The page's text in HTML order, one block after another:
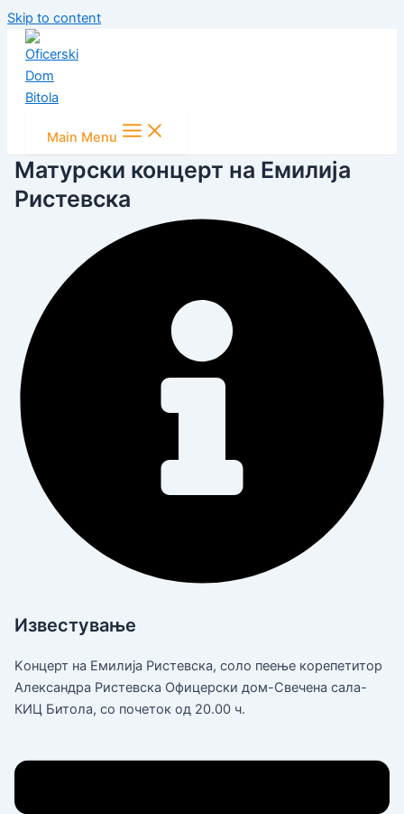
Skip to content
Main Menu
Матурски концерт на Емилија
Ристевска
Известување
Kонцерт на Емилија Ристевска, соло пеење корепетитор
Александра Ристевска Офицерски дом-Свечена сала-
КИЦ Битола, со почеток од 20.00 ч.